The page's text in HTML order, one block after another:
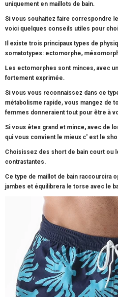
uniquement en maillots de bain.
Si vous souhaitez faire correspondre
voici quelques conseils utiles pour
Il existe trois principaux types de
somatotypes: ectomorphe,
Les ectomorphes sont minces, avec
fortement exprimée.
Si vous vous reconnaissez dans ce
métabolisme rapide, vous mangez de
femmes donneraient tout pour être à
Si vous êtes grand et mince, avec de
qui vous convient le mieux c' est le
Choisissez des short de bain court ou
contrastantes.
Ce type de maillot de bain raccourcira
jambes et équilibrera le torse avec le